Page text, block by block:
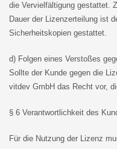
die Vervielfältigung gestattet.
Dauer der Lizenzerteilung ist
Sicherheitskopien gestattet.
d) Folgen eines Verstoßes
Sollte der Kunde gegen die
vitdev GmbH das Recht vor,
§ 6 Verantwortlichkeit des
Für die Nutzung der Lizenz